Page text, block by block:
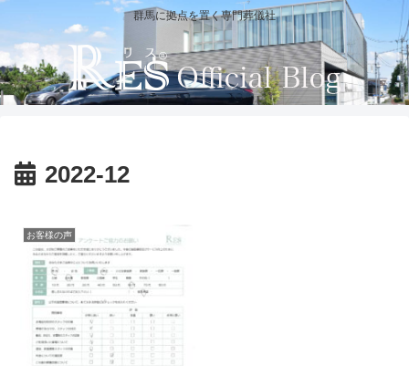
群馬に拠点を置く専門葬儀社
2022-12
お客様の声